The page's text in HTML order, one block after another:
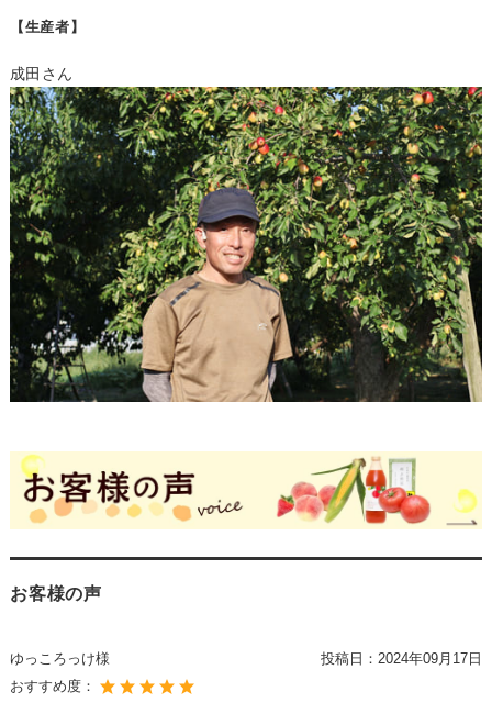
【生産者】
成田さん
お客様の声
ゆっころっけ様 投稿日： 2024年09月17日
おすすめ度：